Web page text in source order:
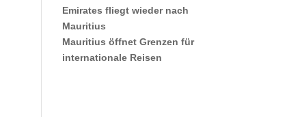
Emirates fliegt wieder nach
Mauritius
Mauritius öffnet Grenzen für
internationale Reisen